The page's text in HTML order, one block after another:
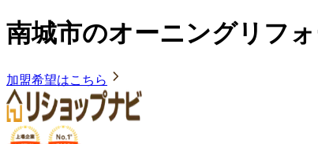
南城市のオーニングリフ
加盟希望はこちら